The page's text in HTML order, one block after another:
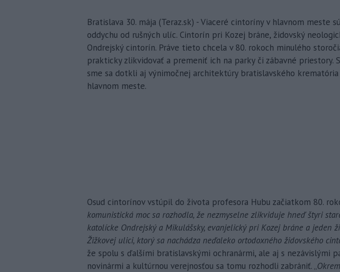
Bratislava 30. mája (Teraz.sk) - Viaceré cintoríny v hlavnom meste
oddychu od rušných ulíc. Cintorín pri Kozej bráne, židovský
Ondrejský cintorín. Práve tieto chcela v 80. rokoch minulého
prakticky zlikvidovať a premeniť ich na parky či zábavné priestory.
sme sa dotkli aj výnimočnej architektúry bratislavského
hlavnom meste.
Osud cintorínov vstúpil do života profesora Hubu začiatkom 80.
komunistická moc sa rozhodla, že nezmyselne zlikviduje hneď štyri
katolícke Ondrejský a Mikulášsky, evanjelický pri Kozej bráne a jeden
Žižkovej ulici, ktorý sa nachádza neďaleko ortodoxného židovského
že spolu s ďalšími bratislavskými ochranármi, ale aj s nezávislými
novinármi a kultúrnou verejnosťou sa tomu rozhodli zabrániť. „